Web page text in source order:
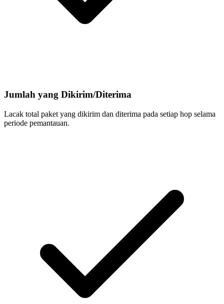
Jumlah yang Dikirim/Diterima
Lacak total paket yang dikirim dan diterima pada setiap hop selama
periode pemantauan.